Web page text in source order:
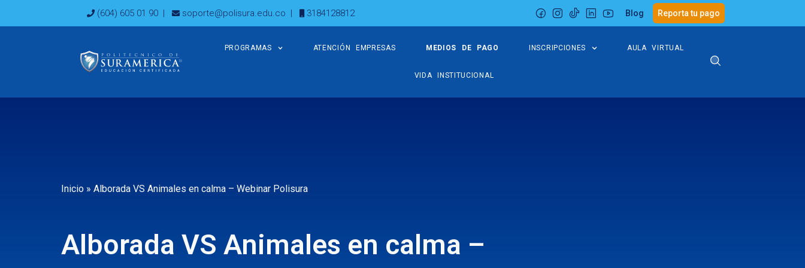
(604) 605 01 90 | soporte@polisura.edu.co | 3184128812 Blog Reporta tu pago
PROGRAMAS ATENCIÓN EMPRESAS MEDIOS DE PAGO INSCRIPCIONES AULA VIRTUAL
VIDA INSTITUCIONAL
Inicio » Alborada VS Animales en calma – Webinar Polisura
Alborada VS Animales en calma –